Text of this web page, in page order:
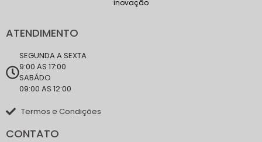
inovação
ATENDIMENTO
SEGUNDA A SEXTA
9:00 AS 17:00
SABÁDO
09:00 AS 12:00
Termos e Condições
CONTATO